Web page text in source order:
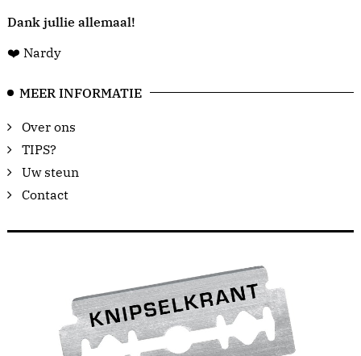
Dank jullie allemaal!
❤️ Nardy
MEER INFORMATIE
Over ons
TIPS?
Uw steun
Contact